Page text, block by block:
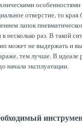
отверстие, то края
лапок
несколько раз. В такой
может не выдержать и
тем лучше. В идеале
начала эксплуатации.